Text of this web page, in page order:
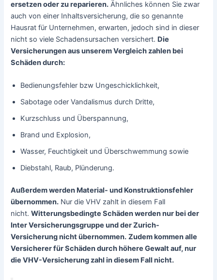
ersetzen oder zu reparieren. Ähnliches können Sie zwar
auch von einer Inhaltsversicherung, die so genannte
Hausrat für Unternehmen, erwarten, jedoch sind in dieser
nicht so viele Schadensursachen versichert. Die
Versicherungen aus unserem Vergleich zahlen bei
Schäden durch:
Bedienungsfehler bzw Ungeschicklichkeit,
Sabotage oder Vandalismus durch Dritte,
Kurzschluss und Überspannung,
Brand und Explosion,
Wasser, Feuchtigkeit und Überschwemmung sowie
Diebstahl, Raub, Plünderung.
Außerdem werden Material- und Konstruktionsfehler
übernommen. Nur die VHV zahlt in diesem Fall
nicht.Witterungsbedingte Schäden werden nur bei der
Inter Versicherungsgruppe und der Zurich-
Versicherung nicht übernommen. Zudem kommen alle
Versicherer für Schäden durch höhere Gewalt auf, nur
die VHV-Versicherung zahl in diesem Fall nicht.